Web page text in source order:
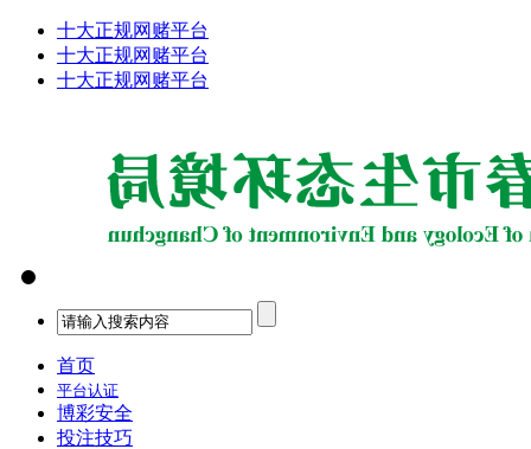
十大正规网赌平台
十大正规网赌平台
十大正规网赌平台
首页
平台认证
博彩安全
投注技巧